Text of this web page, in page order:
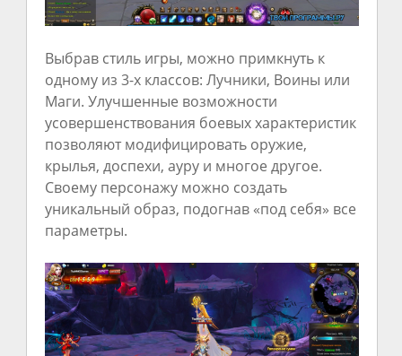
Выбрав стиль игры, можно примкнуть к
одному из 3-х классов: Лучники, Воины или
Маги. Улучшенные возможности
усовершенствования боевых характеристик
позволяют модифицировать оружие,
крылья, доспехи, ауру и многое другое.
Своему персонажу можно создать
уникальный образ, подогнав «под себя» все
параметры.